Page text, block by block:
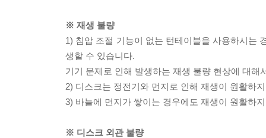
※ 재생 불량
1) 침압 조절 기능이 없는 턴테이블을 사용하시는
생할 수 있습니다.
기기 문제로 인해 발생하는 재생 불량 현상에 대
2) 디스크는 정전기와 먼지로 인해 재생이 원활하
3) 바늘에 먼지가 쌓이는 경우에도 재생이 원활하
※ 디스크 외관 불량